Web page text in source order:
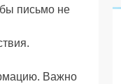
письмо не
Важно